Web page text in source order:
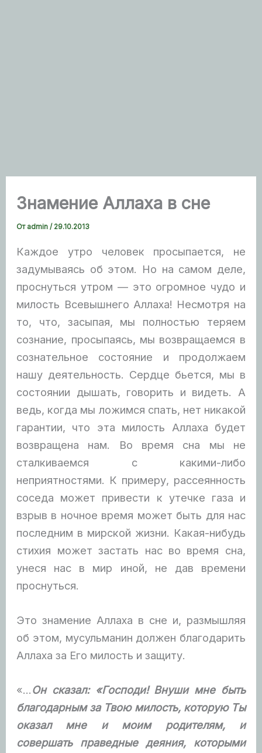
Знамение Аллаха в сне
От admin/ 29.10.2013
Каждое утро человек просыпается, не
задумываясь об этом. Но на самом деле,
проснуться утром — это огромное чудо и
милость Всевышнего Аллаха! Несмотря на
то, что, засыпая, мы полностью теряем
сознание, просыпаясь, мы возвращаемся в
сознательное состояние и продолжаем
нашу деятельность. Сердце бьется, мы в
состоянии дышать, говорить и видеть. А
ведь, когда мы ложимся спать, нет никакой
гарантии, что эта милость Аллаха будет
возвращена нам. Во время сна мы не
сталкиваемся с какими-либо
неприятностями. К примеру, рассеянность
соседа может привести к утечке газа и
взрыв в ночное время может быть для нас
последним в мирской жизни. Какая-нибудь
стихия может застать нас во время сна,
унеся нас в мир иной, не дав времени
проснуться.
Это знамение Аллаха в сне и, размышляя
об этом, мусульманин должен благодарить
Аллаха за Его милость и защиту.
«…Он сказал: «Господи! Внуши мне быть
благодарным за Твою милость, которую Ты
оказал мне и моим родителям, и
совершать праведные деяния, которыми